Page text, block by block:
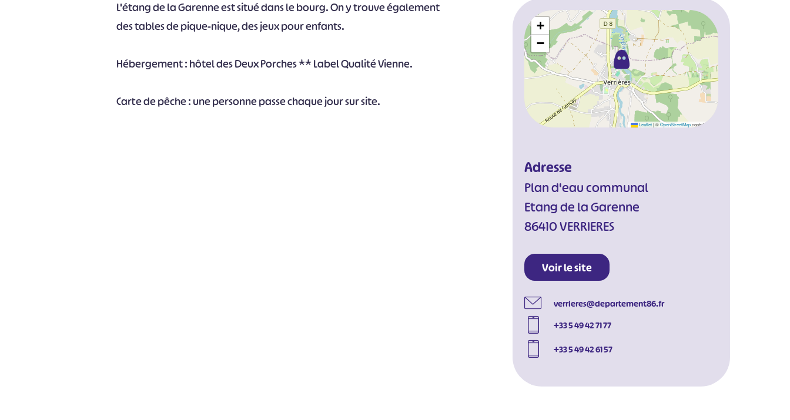
L'étang de la Garenne est situé dans le bourg. On y trouve également
des tables de pique-nique, des jeux pour enfants.
Hébergement : hôtel des Deux Porches ** Label Qualité Vienne.
Carte de pêche : une personne passe chaque jour sur site.
+
−
Leaflet|©OpenStreetMapcontributors
Adresse
Plan d'eau communal
Etang de la Garenne
86410 VERRIERES
Voir le site
verrieres@departement86.fr
+33 5 49 42 71 77
+33 5 49 42 61 57